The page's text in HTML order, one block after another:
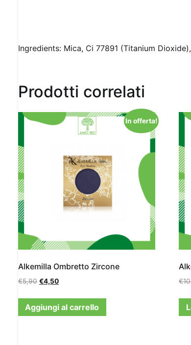
Ingredients: Mica, Ci 77891 (Titanium
Prodotti correlati
In offerta!
Alkemilla Ombretto Zircone
€5,90 €4,50
Aggiungi al carrello
€